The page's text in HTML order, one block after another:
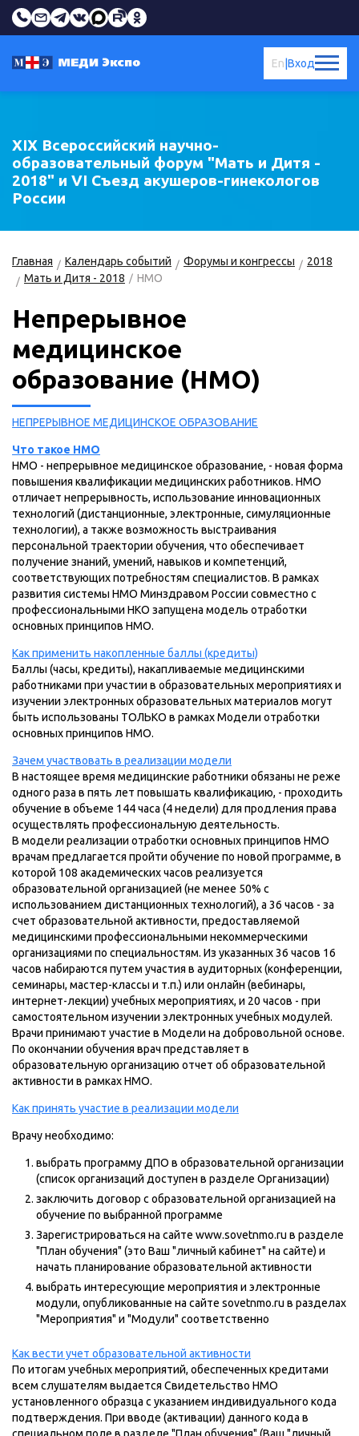
Вход
En
XIX Всероссийский научно-
образовательный форум "Мать и Дитя -
2018" и VI Cъезд акушеров-гинекологов
России
Главная Календарь событий Форумы и конгрессы
2018
Мать и Дитя - 2018
НМО
Непрерывное
медицинское
образование (НМО)
НЕПРЕРЫВНОЕ МЕДИЦИНСКОЕ ОБРАЗОВАНИЕ
Что такое НМО
НМО - непрерывное медицинское образование, - новая форма
повышения квалификации медицинских работников. НМО
отличает непрерывность, использование инновационных
технологий (дистанционные, электронные, симуляционные
технологии), а также возможность выстраивания
персональной траектории обучения, что обеспечивает
получение знаний, умений, навыков и компетенций,
соответствующих потребностям специалистов. В рамках
развития системы НМО Минздравом России совместно с
профессиональными НКО запущена модель отработки
основных принципов НМО.
Как применить накопленные баллы (кредиты)
Баллы (часы, кредиты), накапливаемые медицинскими
работниками при участии в образовательных мероприятиях и
изучении электронных образовательных материалов могут
быть использованы ТОЛЬКО в рамках Модели отработки
основных принципов НМО.
Зачем участвовать в реализации модели
В настоящее время медицинские работники обязаны не реже
одного раза в пять лет повышать квалификацию, - проходить
обучение в объеме 144 часа (4 недели) для продления права
осуществлять профессиональную деятельность.
В модели реализации отработки основных принципов НМО
врачам предлагается пройти обучение по новой программе, в
которой 108 академических часов реализуется
образовательной организацией (не менее 50% с
использованием дистанционных технологий), а 36 часов - за
счет образовательной активности, предоставляемой
медицинскими профессиональными некоммерческими
организациями по специальностям. Из указанных 36 часов 16
часов набираются путем участия в аудиторных (конференции,
семинары, мастер-классы и т.п.) или онлайн (вебинары,
интернет-лекции) учебных мероприятиях, и 20 часов - при
самостоятельном изучении электронных учебных модулей.
Врачи принимают участие в Модели на добровольной основе.
По окончании обучения врач представляет в
образовательную организацию отчет об образовательной
активности в рамках НМО.
Как принять участие в реализации модели
Врачу необходимо:
выбрать программу ДПО в образовательной организации
(список организаций доступен в разделе Организации)
заключить договор с образовательной организацией на
обучение по выбранной программе
Зарегистрироваться на сайте www.sovetnmo.ru в разделе
"План обучения" (это Ваш "личный кабинет" на сайте) и
начать планирование образовательной активности
выбрать интересующие мероприятия и электронные
модули, опубликованные на сайте sovetnmo.ru в разделах
"Мероприятия" и "Модули" соответственно
Как вести учет образовательной активности
По итогам учебных мероприятий, обеспеченных кредитами
всем слушателям выдается Свидетельство НМО
установленного образца с указанием индивидуального кода
подтверждения. При вводе (активации) данного кода в